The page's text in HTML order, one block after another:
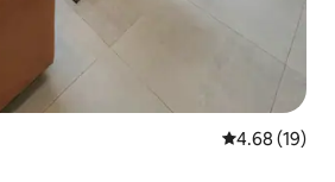
平均评分
4.68 (19)